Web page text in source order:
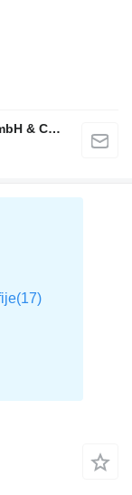
alga Nutzfahrzeug- und Baumaschinen GmbH & Co. KG